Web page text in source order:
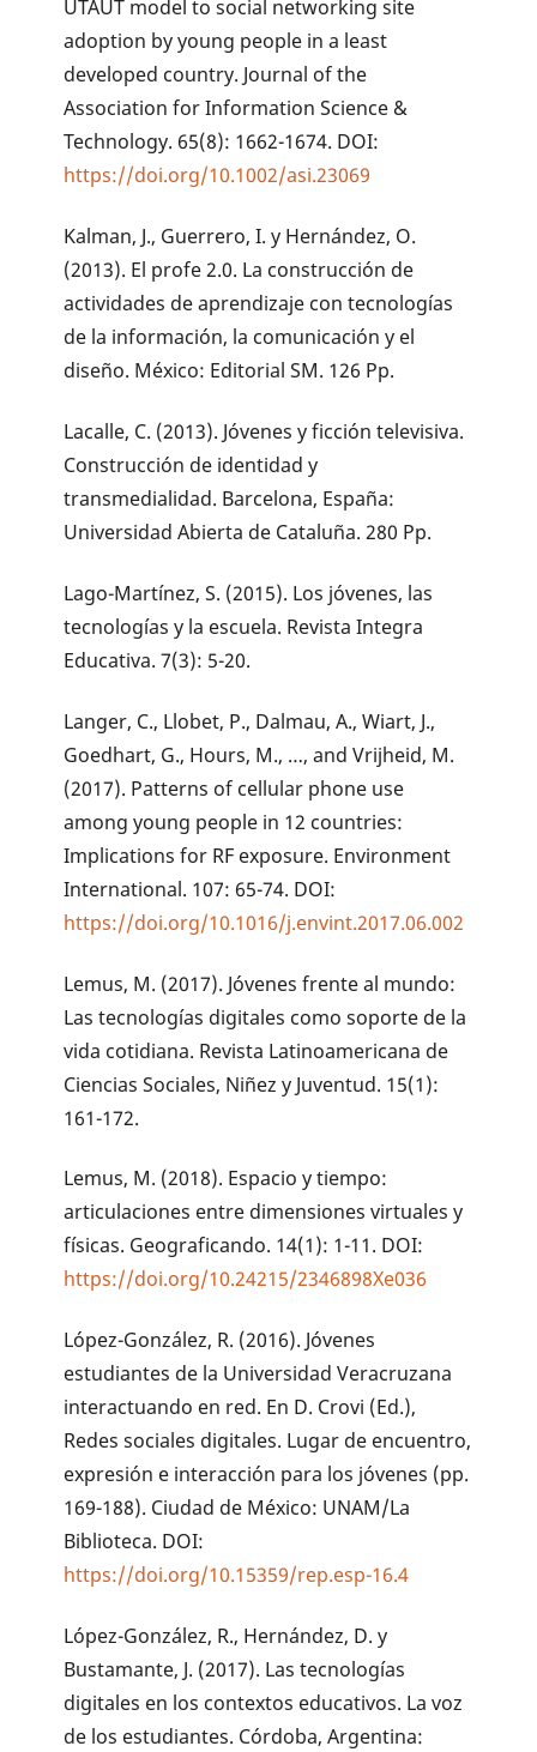
UTAUT model to social networking site
adoption by young people in a least
developed country. Journal of the
Association for Information Science &
Technology. 65(8): 1662-1674. DOI:
https://doi.org/10.1002/asi.23069
Kalman, J., Guerrero, I. y Hernández, O.
(2013). El profe 2.0. La construcción de
actividades de aprendizaje con tecnologías
de la información, la comunicación y el
diseño. México: Editorial SM. 126 Pp.
Lacalle, C. (2013). Jóvenes y ficción televisiva.
Construcción de identidad y
transmedialidad. Barcelona, España:
Universidad Abierta de Cataluña. 280 Pp.
Lago-Martínez, S. (2015). Los jóvenes, las
tecnologías y la escuela. Revista Integra
Educativa. 7(3): 5-20.
Langer, C., Llobet, P., Dalmau, A., Wiart, J.,
Goedhart, G., Hours, M., …, and Vrijheid, M.
(2017). Patterns of cellular phone use
among young people in 12 countries:
Implications for RF exposure. Environment
International. 107: 65-74. DOI:
https://doi.org/10.1016/j.envint.2017.06.002
Lemus, M. (2017). Jóvenes frente al mundo:
Las tecnologías digitales como soporte de la
vida cotidiana. Revista Latinoamericana de
Ciencias Sociales, Niñez y Juventud. 15(1):
161-172.
Lemus, M. (2018). Espacio y tiempo:
articulaciones entre dimensiones virtuales y
físicas. Geograficando. 14(1): 1-11. DOI:
https://doi.org/10.24215/2346898Xe036
López-González, R. (2016). Jóvenes
estudiantes de la Universidad Veracruzana
interactuando en red. En D. Crovi (Ed.),
Redes sociales digitales. Lugar de encuentro,
expresión e interacción para los jóvenes (pp.
169-188). Ciudad de México: UNAM/La
Biblioteca. DOI:
https://doi.org/10.15359/rep.esp-16.4
López-González, R., Hernández, D. y
Bustamante, J. (2017). Las tecnologías
digitales en los contextos educativos. La voz
de los estudiantes. Córdoba, Argentina: